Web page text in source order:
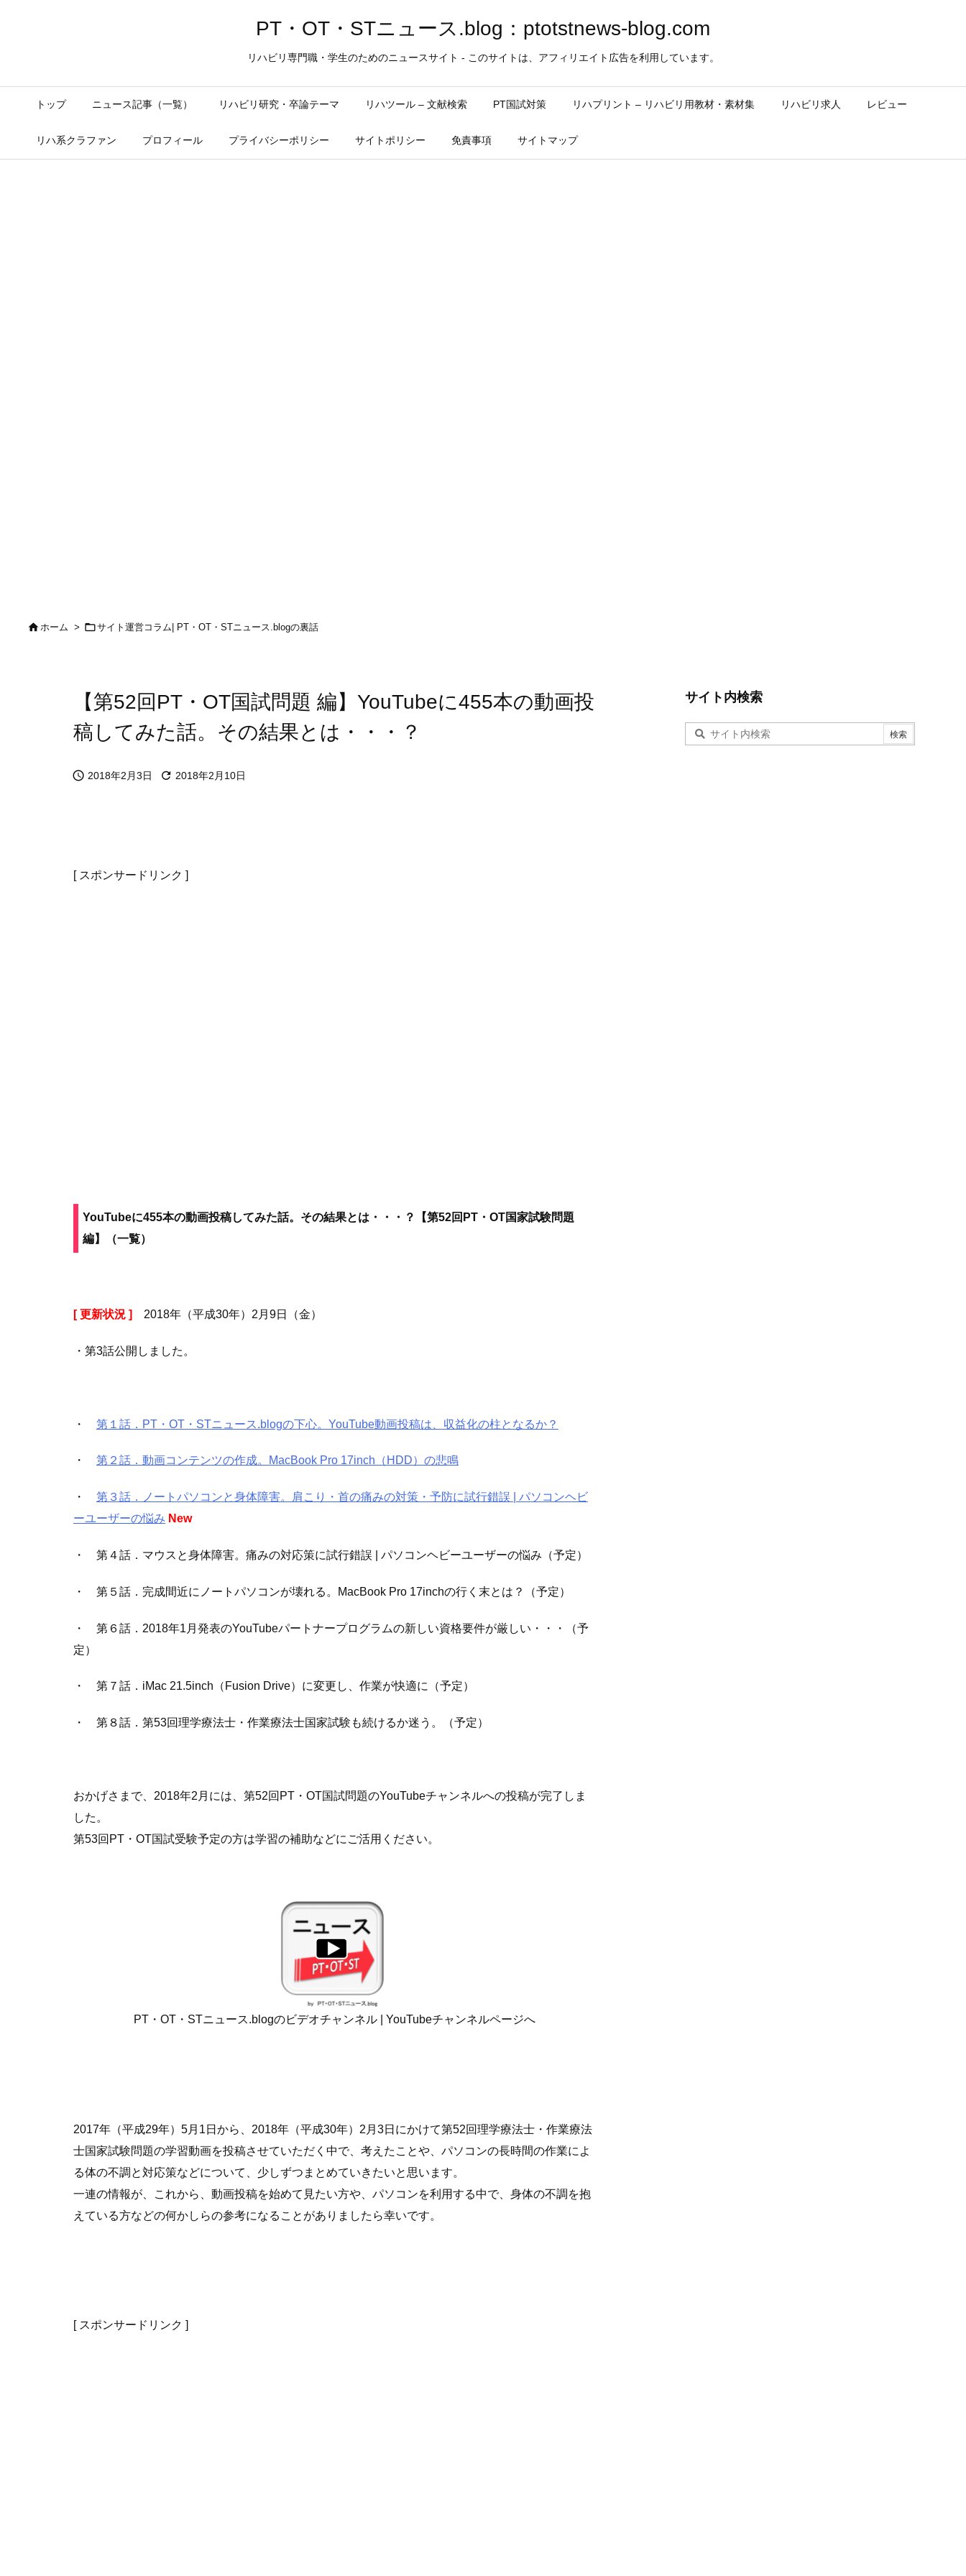
PT・OT・STニュース.blog：ptotstnews-blog.com
リハビリ専門職・学生のためのニュースサイト - このサイトは、アフィリエイト広告を利用しています。
トップ ニュース記事（一覧） リハビリ研究・卒論テーマ リハツール – 文献検索 PT国試対策 リハプリント – リハビリ用教材・素材集 リハビリ求人 レビュー
リハ系クラファン プロフィール プライバシーポリシー サイトポリシー 免責事項 サイトマップ
ホーム > サイト運営コラム| PT・OT・STニュース.blogの裏話
【第52回PT・OT国試問題 編】YouTubeに455本の動画投
稿してみた話。その結果とは・・・？
 2018年2月3日  2018年2月10日
[ スポンサードリンク ]
YouTubeに455本の動画投稿してみた話。その結果とは・・・？【第52回PT・OT国家試験問題
編】（一覧）
[ 更新状況 ] 2018年（平成30年）2月9日（金）
・第3話公開しました。
・ 第１話．PT・OT・STニュース.blogの下心。YouTube動画投稿は、収益化の柱となるか？
・ 第２話．動画コンテンツの作成。MacBook Pro 17inch（HDD）の悲鳴
・ 第３話．ノートパソコンと身体障害。肩こり・首の痛みの対策・予防に試行錯誤 | パソコンヘビ
ーユーザーの悩み New
・ 第４話．マウスと身体障害。痛みの対応策に試行錯誤 | パソコンヘビーユーザーの悩み（予定）
・ 第５話．完成間近にノートパソコンが壊れる。MacBook Pro 17inchの行く末とは？（予定）
・ 第６話．2018年1月発表のYouTubeパートナープログラムの新しい資格要件が厳しい・・・（予
定）
・ 第７話．iMac 21.5inch（Fusion Drive）に変更し、作業が快適に（予定）
・ 第８話．第53回理学療法士・作業療法士国家試験も続けるか迷う。（予定）
おかげさまで、2018年2月には、第52回PT・OT国試問題のYouTubeチャンネルへの投稿が完了しま
した。
第53回PT・OT国試受験予定の方は学習の補助などにご活用ください。
PT・OT・STニュース.blogのビデオチャンネル | YouTubeチャンネルページへ
2017年（平成29年）5月1日から、2018年（平成30年）2月3日にかけて第52回理学療法士・作業療法
士国家試験問題の学習動画を投稿させていただく中で、考えたことや、パソコンの長時間の作業によ
る体の不調と対応策などについて、少しずつまとめていきたいと思います。
一連の情報が、これから、動画投稿を始めて見たい方や、パソコンを利用する中で、身体の不調を抱
えている方などの何かしらの参考になることがありましたら幸いです。
[ スポンサードリンク ]
サイト内検索